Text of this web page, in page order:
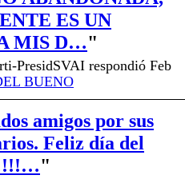
ES UN
MIS D…"
PresidSVAI respondió Feb
BUENO
amigos por sus
Feliz día del
"